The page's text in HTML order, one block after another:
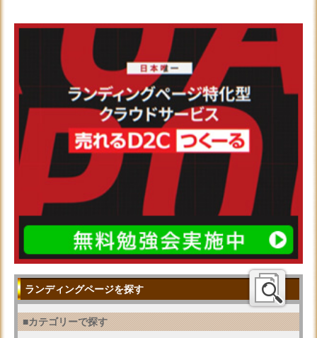
ランディングページを探す
■カテゴリーで探す